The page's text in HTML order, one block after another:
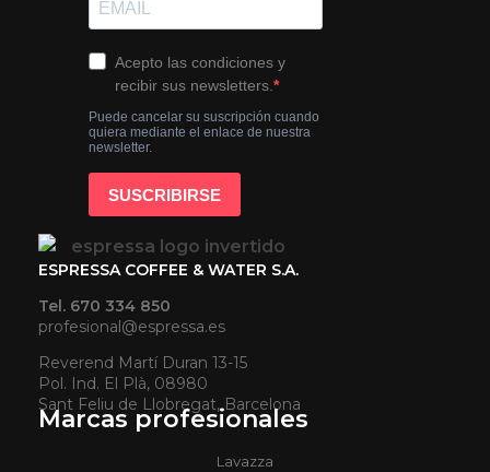
ESPRESSA COFFEE & WATER S.A.
Tel. 670 334 850
profesional@espressa.es
Reverend Martí Duran 13-15
Pol. Ind. El Plà, 08980
Sant Feliu de Llobregat, Barcelona
Marcas profesionales
Lavazza